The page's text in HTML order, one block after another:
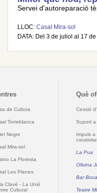
Servei d'autoreparació
LLOC: Casal Mira-sol
DATA: Del 3 de juliol al 17
de Cultura
Torreblanca
Negre
Mira-sol
La Floresta
Les Planes
Clavé - La Unió
Cultural
Què
Cessió
Suport
Impuls a
La Pua
Oficina
Bar
Teatre